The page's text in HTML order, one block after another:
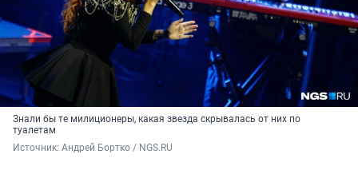
Знали бы те милиционеры, какая звезда скрывалась от них по
туалетам
Источник: Андрей Бортко / NGS.RU